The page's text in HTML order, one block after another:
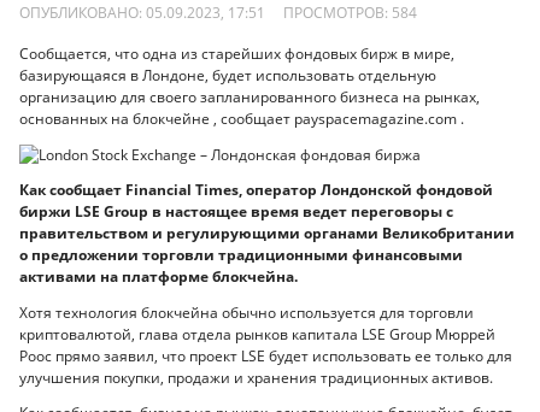
ОПУБЛИКОВАНО: 05.09.2023, 17:51 ПРОСМОТРОВ: 584
Сообщается, что одна из старейших фондовых бирж в мире,
базирующаяся в Лондоне, будет использовать отдельную
организацию для своего запланированного бизнеса на рынках,
основанных на блокчейне , сообщает payspacemagazine.com .
Как сообщает Financial Times, оператор Лондонской фондовой
биржи LSE Group в настоящее время ведет переговоры с
правительством и регулирующими органами Великобритании
о предложении торговли традиционными финансовыми
активами на платформе блокчейна.
Хотя технология блокчейна обычно используется для торговли
криптовалютой, глава отдела рынков капитала LSE Group Мюррей
Роос прямо заявил, что проект LSE будет использовать ее только для
улучшения покупки, продажи и хранения традиционных активов.